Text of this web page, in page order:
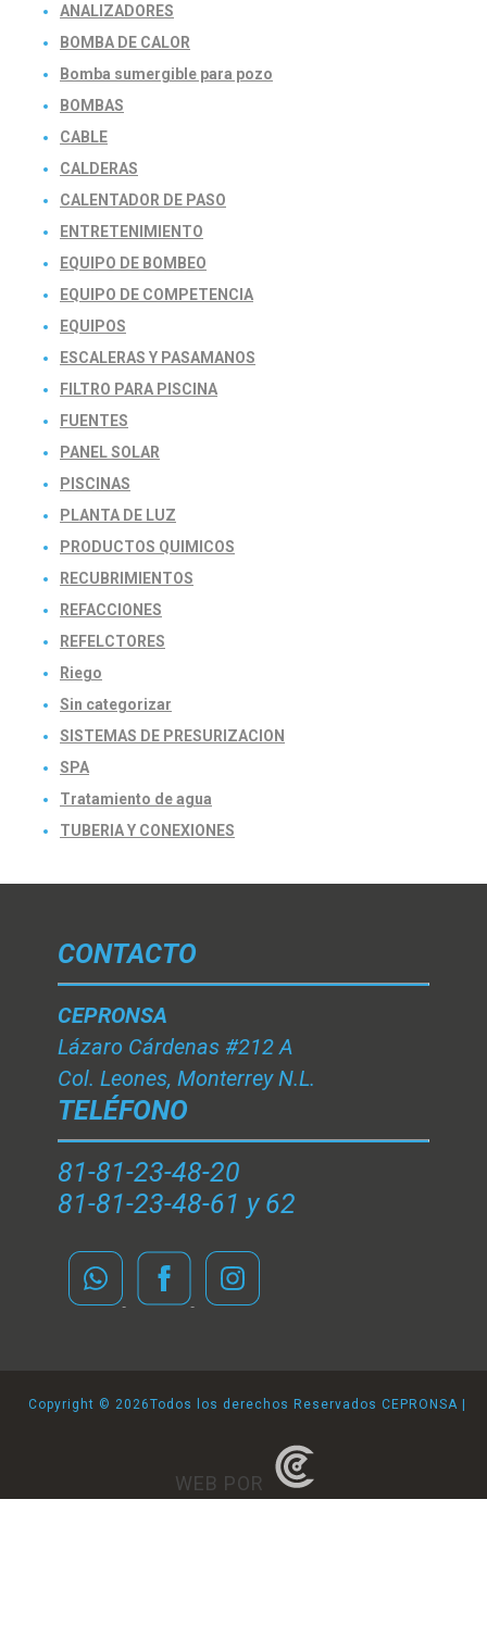
ANALIZADORES
BOMBA DE CALOR
Bomba sumergible para pozo
BOMBAS
CABLE
CALDERAS
CALENTADOR DE PASO
ENTRETENIMIENTO
EQUIPO DE BOMBEO
EQUIPO DE COMPETENCIA
EQUIPOS
ESCALERAS Y PASAMANOS
FILTRO PARA PISCINA
FUENTES
PANEL SOLAR
PISCINAS
PLANTA DE LUZ
PRODUCTOS QUIMICOS
RECUBRIMIENTOS
REFACCIONES
REFELCTORES
Riego
Sin categorizar
SISTEMAS DE PRESURIZACION
SPA
Tratamiento de agua
TUBERIA Y CONEXIONES
CONTACTO
CEPRONSA
Lázaro Cárdenas #212 A
Col. Leones, Monterrey N.L.
TELÉFONO
81-81-23-48-20
81-81-23-48-61 y 62
Copyright © 2026Todos los derechos Reservados CEPRONSA |
WEB POR